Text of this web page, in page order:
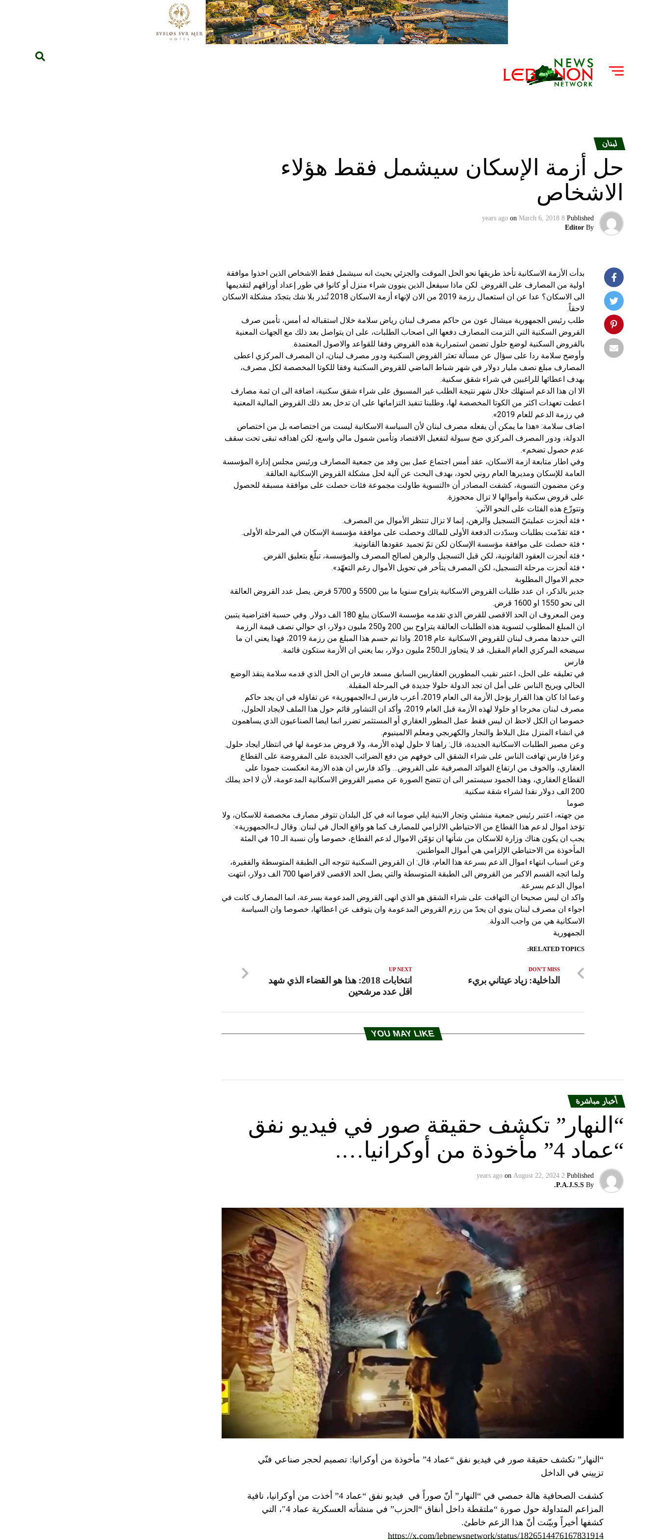
لبنان
حل أزمة الإسكان سيشمل فقط هؤلاء
الاشخاص
Published
8 years ago
on March 6, 2018
By
Editor
بدأت الأزمة الاسكانية تأخذ طريقها نحو الحل الموقت والجزئي بحيث انه سيشمل فقط الاشخاص الذين اخذوا موافقة
اولية من المصارف على القروض. لكن ماذا سيفعل الذين ينوون شراء منزل أو كانوا في طور إعداد أوراقهم لتقديمها
الى الاسكان؟ عدا عن ان استعمال رزمة 2019 من الان لإنهاء أزمة الاسكان 2018 تُنذر بلا شك بتجدّد مشكلة الاسكان
لاحقاً.
طلب رئيس الجمهورية ميشال عون من حاكم مصرف لبنان رياض سلامة خلال استقباله له أمس، تأمين صرف
القروض السكنية التي التزمت المصارف دفعها الى اصحاب الطلبات، على ان يتواصل بعد ذلك مع الجهات المعنية
بالقروض السكنية لوضع حلول تضمن استمرارية هذه القروض وفقا للقواعد والاصول المعتمدة.
وأوضح سلامة ردا على سؤال عن مسألة تعثر القروض السكنية ودور مصرف لبنان، ان المصرف المركزي اعطى
المصارف مبلغ نصف مليار دولار في شهر شباط الماضي للقروض السكنية وفقا للكوتا المخصصة لكل مصرف،
بهدف اعطائها للراغبين في شراء شقق سكنية.
الا ان هذا الدعم استهلك خلال شهر نتيجة الطلب غير المسبوق على شراء شقق سكنية، اضافة الى ان ثمة مصارف
اعطت تعهدات اكثر من الكوتا المخصصة لها، وطلبنا تنفيذ التزاماتها على ان تدخل بعد ذلك القروض المالية المعنية
في رزمة الدعم للعام 2019».
اضاف سلامة: «هذا ما يمكن أن يفعله مصرف لبنان لأن السياسة الاسكانية ليست من اختصاصه بل من اختصاص
الدولة، ودور المصرف المركزي ضخ سيولة لتفعيل الاقتصاد وتأمين شمول مالي واسع، لكن اهدافه تبقى تحت سقف
عدم حصول تضخم».
وفي اطار متابعة ازمة الاسكان، عقد أمس اجتماع عمل بين وفد من جمعية المصارف ورئيس مجلس إدارة المؤسسة
العامة للإسكان ومديرها العام روني لحود، بهدف البحث عن آلية لحل مشكلة القروض الإسكانية العالقة.
وعن مضمون التسوية، كشفت المصادر أن «التسوية طاولت مجموعة فئات حصلت على موافقة مسبقة للحصول
على قروض سكنية وأموالها لا تزال محجوزة.
وتتوزّع هذه الفئات على النحو الآتي:
• فئة أنجزت عمليتيّ التسجيل والرهن، إنما لا تزال تنتظر الأموال من المصرف.
• فئة تقدّمت بطلبات وسدّدت الدفعة الأولى للمالك وحصلت على موافقة مؤسسة الإسكان في المرحلة الأولى.
• فئة حصلت على موافقة مؤسسة الإسكان لكن تمّ تجميد عقودها القانونية.
• فئة أنجزت العقود القانونية، لكن قبل التسجيل والرهن لصالح المصرف والمؤسسة، تبلّغ بتعليق القرض.
• فئة أنجزت مرحلة التسجيل، لكن المصرف يتأخر في تحويل الأموال رغم التعهّد».
حجم الاموال المطلوبة
جدير بالذكر، ان عدد طلبات القروض الاسكانية يتراوح سنويا ما بين 5500 و 5700 قرض. يصل عدد القروض العالقة
الى نحو 1550 او 1600 قرض.
ومن المعروف ان الحد الاقصى للقرض الذي تقدمه مؤسسة الاسكان يبلغ 180 الف دولار. وفي حسبة افتراضية يتبين
ان المبلغ المطلوب لتسوية هذه الطلبات العالقة يتراوح بين 200 و250 مليون دولار، اي حوالي نصف قيمة الرزمة
التي حددها مصرف لبنان للقروض الاسكانية عام 2018. واذا تم حسم هذا المبلغ من رزمة 2019، فهذا يعني ان ما
سيضخه المركزي العام المقبل، قد لا يتجاوز الـ250 مليون دولار، بما يعني ان الأزمة ستكون قائمة.
فارس
في تعليقه على الحل، اعتبر نقيب المطورين العقاريين السابق مسعد فارس ان الحل الذي قدمه سلامة ينقذ الوضع
الحالي ويريح الناس على أمل ان تجد الدولة حلولا جديدة في المرحلة المقبلة.
وعما اذا كان هذا القرار يؤجل الأزمة الى العام 2019، أعرب فارس لـ»الجمهورية» عن تفاؤله في ان يجد حاكم
مصرف لبنان مخرجا او حلولا لهذه الأزمة قبل العام 2019، وأكد ان التشاور قائم حول هذا الملف لايجاد الحلول،
خصوصا ان الكل لاحظ ان ليس فقط عمل المطور العقاري أو المستثمر تضرر انما ايضا الصناعيون الذي يساهمون
في انشاء المنزل مثل البلاط والنجار والكهربجي ومعلم الالمينيوم.
وعن مصير الطلبات الاسكانية الجديدة، قال: راهنا لا حلول لهذه الأزمة، ولا قروض مدعومة لها في انتظار ايجاد حلول.
وعزا فارس تهافت الناس على شراء الشقق الى خوفهم من دفع الضرائب الجديدة على المفروضة على القطاع
العقاري، والخوف من ارتفاع الفوائد المصرفية على القروض… واكد فارس ان هذه الازمة انعكست جمودا على
القطاع العقاري، وهذا الجمود سيستمر الى ان تتضح الصورة عن مصير القروض الاسكانية المدعومة، لأن لا احد يملك
200 الف دولار نقدا لشراء شقة سكنية.
صوما
من جهته، اعتبر رئيس جمعية منشئي وتجار الابنية ايلي صوما انه في كل البلدان تتوفر مصارف مخصصة للاسكان، ولا
تؤخذ اموال لدعم هذا القطاع من الاحتياطي الالزامي للمصارف كما هو واقع الحال في لبنان. وقال لـ»الجمهورية»:
يجب ان يكون هناك وزارة للاسكان من شأنها ان تؤمّن الاموال لدعم القطاع، خصوصا وأن نسبة الـ 10 في المئة
المأخوذة من الاحتياطي الإلزامي هي أموال المواطنين.
وعن اسباب انتهاء اموال الدعم بسرعة هذا العام، قال: ان القروض السكنية تتوجه الى الطبقة المتوسطة والفقيرة،
ولما اتجه القسم الاكبر من القروض الى الطبقة المتوسطة والتي يصل الحد الاقصى لاقراضها 700 الف دولار، انتهت
اموال الدعم بسرعة.
واكد ان ليس صحيحا ان التهافت على شراء الشقق هو الذي انهى القروض المدعومة بسرعة، انما المصارف كانت في
اجواء ان مصرف لبنان ينوي ان يحدّ من رزم القروض المدعومة وان يتوقف عن اعطائها، خصوصا وان السياسة
الاسكانية هي من واجب الدولة.
الجمهورية
RELATED TOPICS:
UP NEXT
انتخابات 2018: هذا هو القضاء الذي شهد
اقل عدد مرشحين
DON'T MISS
الداخلية: زياد عيتاني بريء
YOU MAY LIKE
أخبار مباشرة
“النهار” تكشف حقيقة صور في فيديو نفق
“عماد 4” مأخوذة من أوكرانيا….
Published
2 years ago
on August 22, 2024
By
P.A.J.S.S.
“النهار” تكشف حقيقة صور في فيديو نفق “عماد 4” مأخوذة من أوكرانيا: تصميم لحجر صناعي فنّي
تزييني في الداخل
كشفت الصحافية هالة حمصي في “النهار” أنّ صوراً في فيديو
نفق “عماد 4” أخذت من أوكرانيا، نافية
المزاعم المتداولة حول صورة “ملتقطة داخل أنفاق “الحزب” في منشأته العسكرية عماد 4″، التي
كشفها أخيراً وبيّنت أنّ هذا الزعم خاطئ.
https://x.com/lebnewsnetwork/status/1826514476167831914